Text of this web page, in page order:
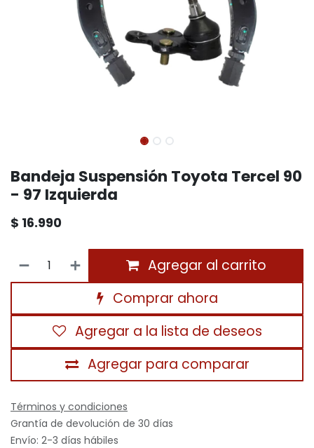
Bandeja Suspensión Toyota Tercel 90
- 97 Izquierda
$ 16.990
Agregar al carrito
Comprar ahora
Agregar para comparar
Agregar a la lista de deseos
Términos y condiciones
Grantía de devolución de 30 días
Envío: 2-3 días hábiles